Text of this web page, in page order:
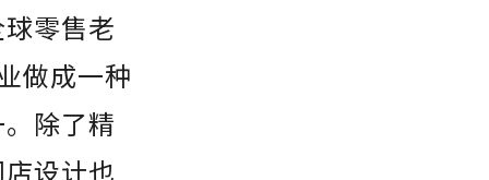
零售老
做成一种
除了精
设计也